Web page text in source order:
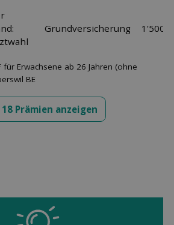
Grundversicherung 1'500
Erwachsene ab 26 Jahren (ohne
BE
Prämien anzeigen